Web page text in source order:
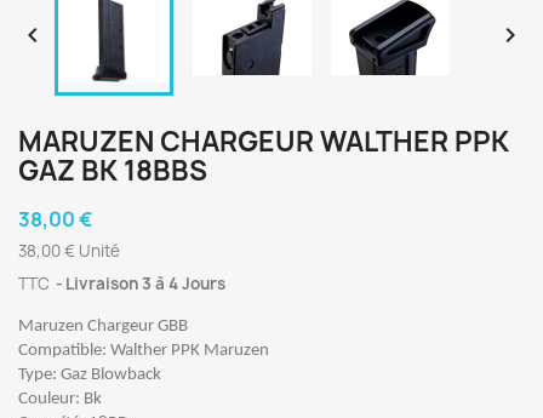
 
MARUZEN CHARGEUR WALTHER PPK
GAZ BK 18BBS
38,00 €
38,00 € Unité
TTC
Livraison 3 à 4 Jours
Maruzen Chargeur GBB
Compatible: Walther PPK Maruzen
Type: Gaz Blowback
Couleur: Bk